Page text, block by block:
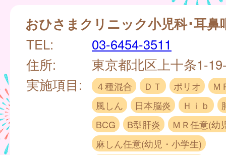
おひさまクリニック小児科･耳鼻
TEL:
03-6454-3511
住所:
東京都北区上十条1-
実施項目:
４種混合 ＤＴ ポリオ
Ｍ
風しん
日本脳炎 Ｈｉｂ
BCG
B型肝炎
ＭＲ任意(幼
麻しん任意(幼児・小学生)